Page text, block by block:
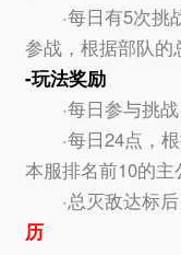
·每日有5次挑
参战，根据部队的
-玩法奖励
·每日参与挑战
·每日24点，根
本服排名前10的主
·总灭敌达标后
历